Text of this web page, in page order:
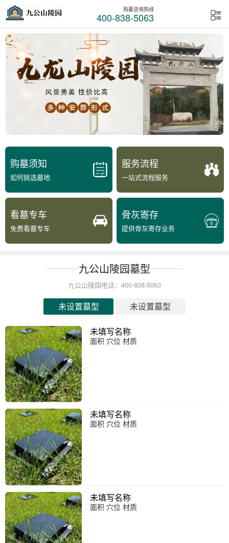
购墓咨询热线
400-838-5063
购墓须知
如何挑选墓地
服务流程
一站式流程服务
看墓专车
免费看墓专车
骨灰寄存
提供骨灰寄存业务
九公山陵园墓型
九公山陵园电话：400-838-5063
未设置墓型 未设置墓型
未填写名称
面积 穴位 材质
未填写名称
面积 穴位 材质
未填写名称
面积 穴位 材质